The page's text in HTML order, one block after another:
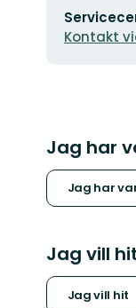
Kontakt
Jag har
Jag har
Jag vill
Jag vill hit